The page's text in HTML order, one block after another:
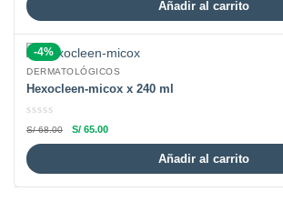
Añadir al carrito
-4%
DERMATOLÓGICOS
Hexocleen-micox x 240 ml
S/68.00 S/ 65.00
Añadir al carrito